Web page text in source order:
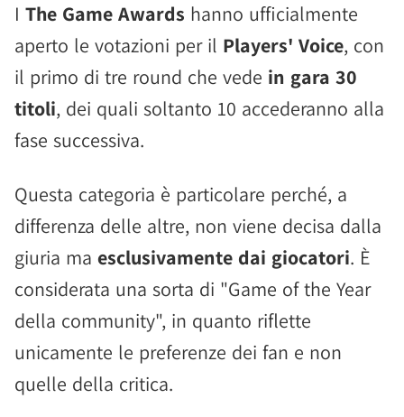
I The Game Awards hanno ufficialmente
aperto le votazioni per il Players' Voice, con
il primo di tre round che vede in gara 30
titoli, dei quali soltanto 10 accederanno alla
fase successiva.
Questa categoria è particolare perché, a
differenza delle altre, non viene decisa dalla
giuria ma esclusivamente dai giocatori. È
considerata una sorta di "Game of the Year
della community", in quanto riflette
unicamente le preferenze dei fan e non
quelle della critica.